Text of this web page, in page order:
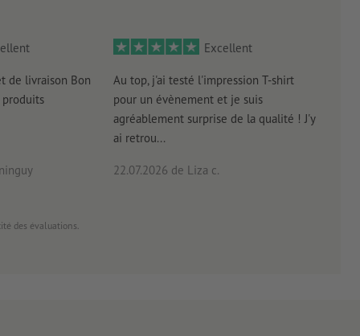
de livraison Bon
Excellent
Au top, j'ai testé l'impression T-shirt
pour un évènement et je suis
agréablement surprise de la qualité ! J'y
ai retrou...
22.07.2026 de Liza c.
des évaluations.